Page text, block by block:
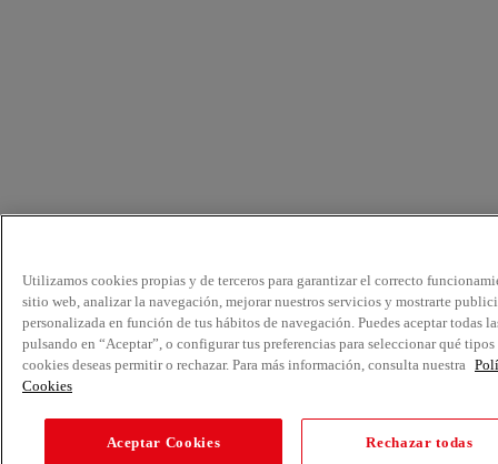
Utilizamos cookies propias y de terceros para garantizar el correcto
sitio web, analizar la navegación, mejorar nuestros servicios y mostrarte
personalizada en función de tus hábitos de navegación. Puedes aceptar todas
pulsando en “Aceptar”, o configurar tus preferencias para seleccionar qué tipos
cookies deseas permitir o rechazar. Para más información, consulta nuestra
Cookies
Aceptar Cookies Rechazar todas